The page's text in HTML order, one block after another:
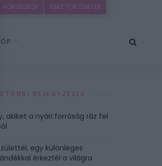
IGAZ TÖRTÉNETEK
HOROSZKÓP
BEJEGYZÉSEK
akiket a nyári forróság ráz fel
egy különleges
érkeztél a világra